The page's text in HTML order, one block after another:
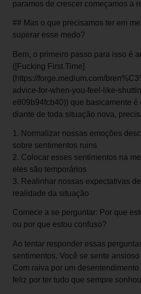
paramos de crescer começamos a
## Mas o que precisamos ter em
superar esse medo?
Bem, o primeiro passo para isso é
([Fucking First Time]
(https://forge.medium.com/
advice-for-when-you-feel-like-
e809b94fcb40)) que basicamente é
diante de toda situação nova,
1. Normalizar nossas emoções
sobre sentimentos ruins
2. Colocar esses sentimentos na
eles são temporários
3. Realinhar nossas expectativas
realidade da situação
Comece a se perguntar: Por que
ou por que estou confuso?
Ao tentar responder essas
sentimentos. Você se sente
Com raiva por um
feliz por ter tudo que sempre